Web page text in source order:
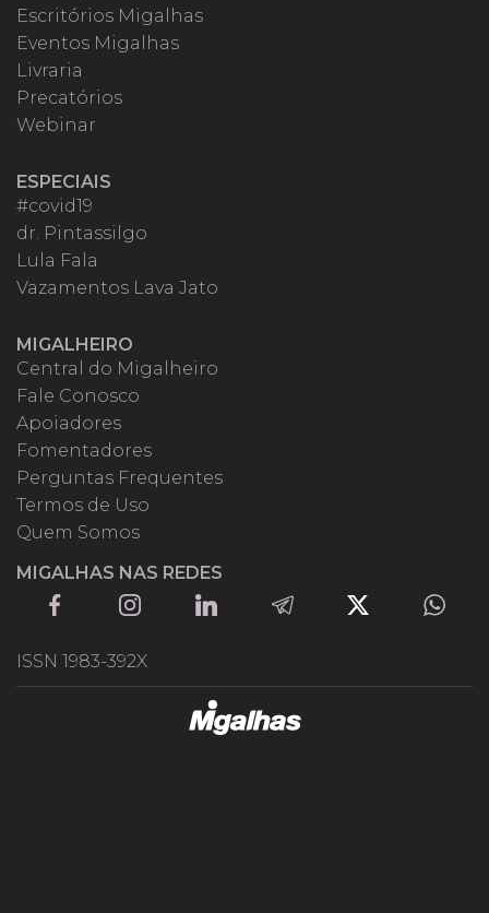
Escritórios Migalhas
Eventos Migalhas
Livraria
Precatórios
Webinar
ESPECIAIS
#covid19
dr. Pintassilgo
Lula Fala
Vazamentos Lava Jato
MIGALHEIRO
Central do Migalheiro
Fale Conosco
Apoiadores
Fomentadores
Perguntas Frequentes
Termos de Uso
Quem Somos
MIGALHAS NAS REDES
ISSN 1983-392X